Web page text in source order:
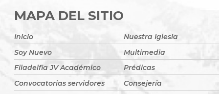
MAPA DEL SITIO
Inicio
Nuestra Iglesia
Soy Nuevo
Multimedia
Filadelfia JV Académico
Prédicas
Convocatorias servidores
Consejería